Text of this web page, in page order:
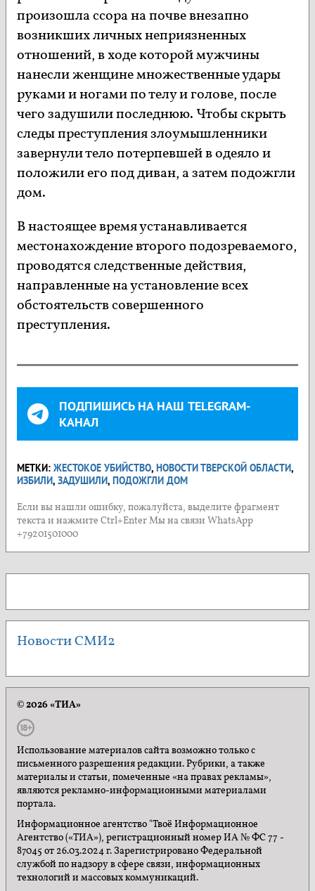
произошла ссора на почве внезапно
возникших личных неприязненных
отношений, в ходе которой мужчины
нанесли женщине множественные удары
руками и ногами по телу и голове, после
чего задушили последнюю. Чтобы скрыть
следы преступления злоумышленники
завернули тело потерпевшей в одеяло и
положили его под диван, а затем подожгли
дом.
В настоящее время устанавливается
местонахождение второго подозреваемого,
проводятся следственные действия,
направленные на установление всех
обстоятельств совершенного
преступления.
ПОДПИШИСЬ НА НАШ TELEGRAM-
КАНАЛ
МЕТКИ: ЖЕСТОКОЕ УБИЙСТВО, НОВОСТИ ТВЕРСКОЙ ОБЛАСТИ,
ИЗБИЛИ, ЗАДУШИЛИ, ПОДОЖГЛИ ДОМ
Если вы нашли ошибку, пожалуйста, выделите фрагмент
текста и нажмите Ctrl+Enter Мы на связи WhatsApp
+79201501000
Новости СМИ2
© 2026 «ТИА»
Использование материалов сайта возможно только с
письменного разрешения редакции. Рубрики, а также
материалы и статьи, помеченные «на правах рекламы»,
являются рекламно-информационными материалами
портала.
Информационное агентство "Твоё Информационное
Агентство («ТИА»), регистрационный номер ИА № ФС 77 -
87045 от 26.03.2024 г. Зарегистрировано Федеральной
службой по надзору в сфере связи, информационных
технологий и массовых коммуникаций.